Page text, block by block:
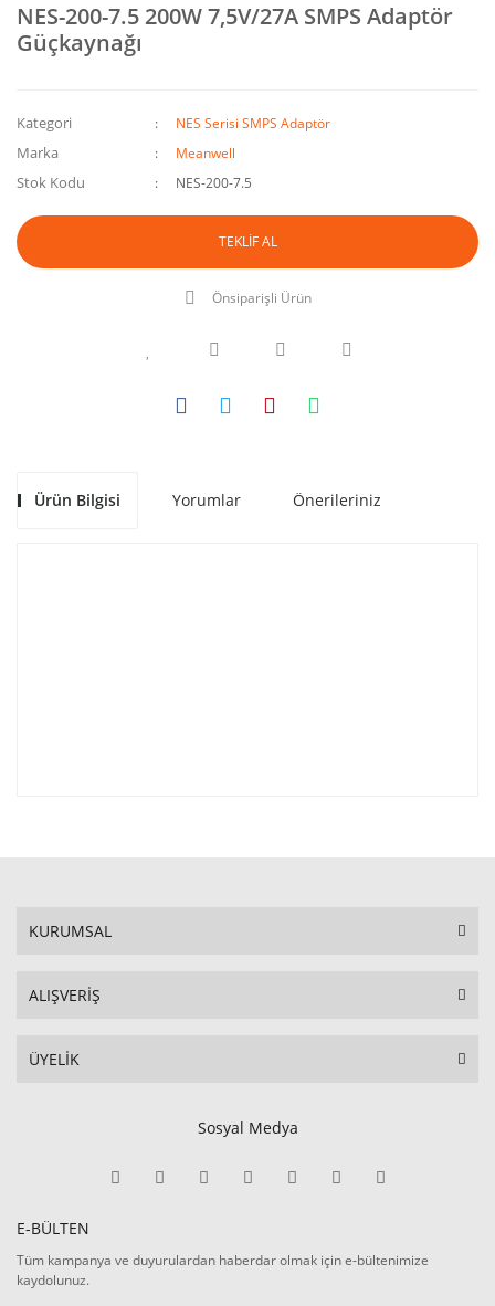
NES-200-7.5 200W 7,5V/27A SMPS Adaptör
Güçkaynağı
Kategori NES Serisi SMPS Adaptör
Marka Meanwell
Stok Kodu NES-200-7.5
TEKLİF AL
Önsiparişli Ürün
Ürün Bilgisi Yorumlar Önerileriniz
KURUMSAL
ALIŞVERİŞ
ÜYELİK
Sosyal Medya
E-BÜLTEN
Tüm kampanya ve duyurulardan haberdar olmak için e-bültenimize
kaydolunuz.